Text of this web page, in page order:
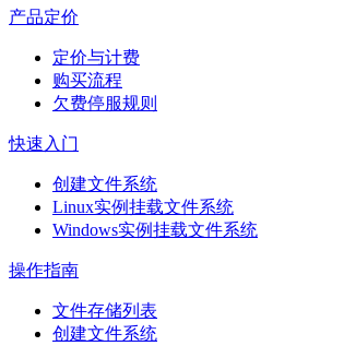
产品定价
定价与计费
购买流程
欠费停服规则
快速入门
创建文件系统
Linux实例挂载文件系统
Windows实例挂载文件系统
操作指南
文件存储列表
创建文件系统